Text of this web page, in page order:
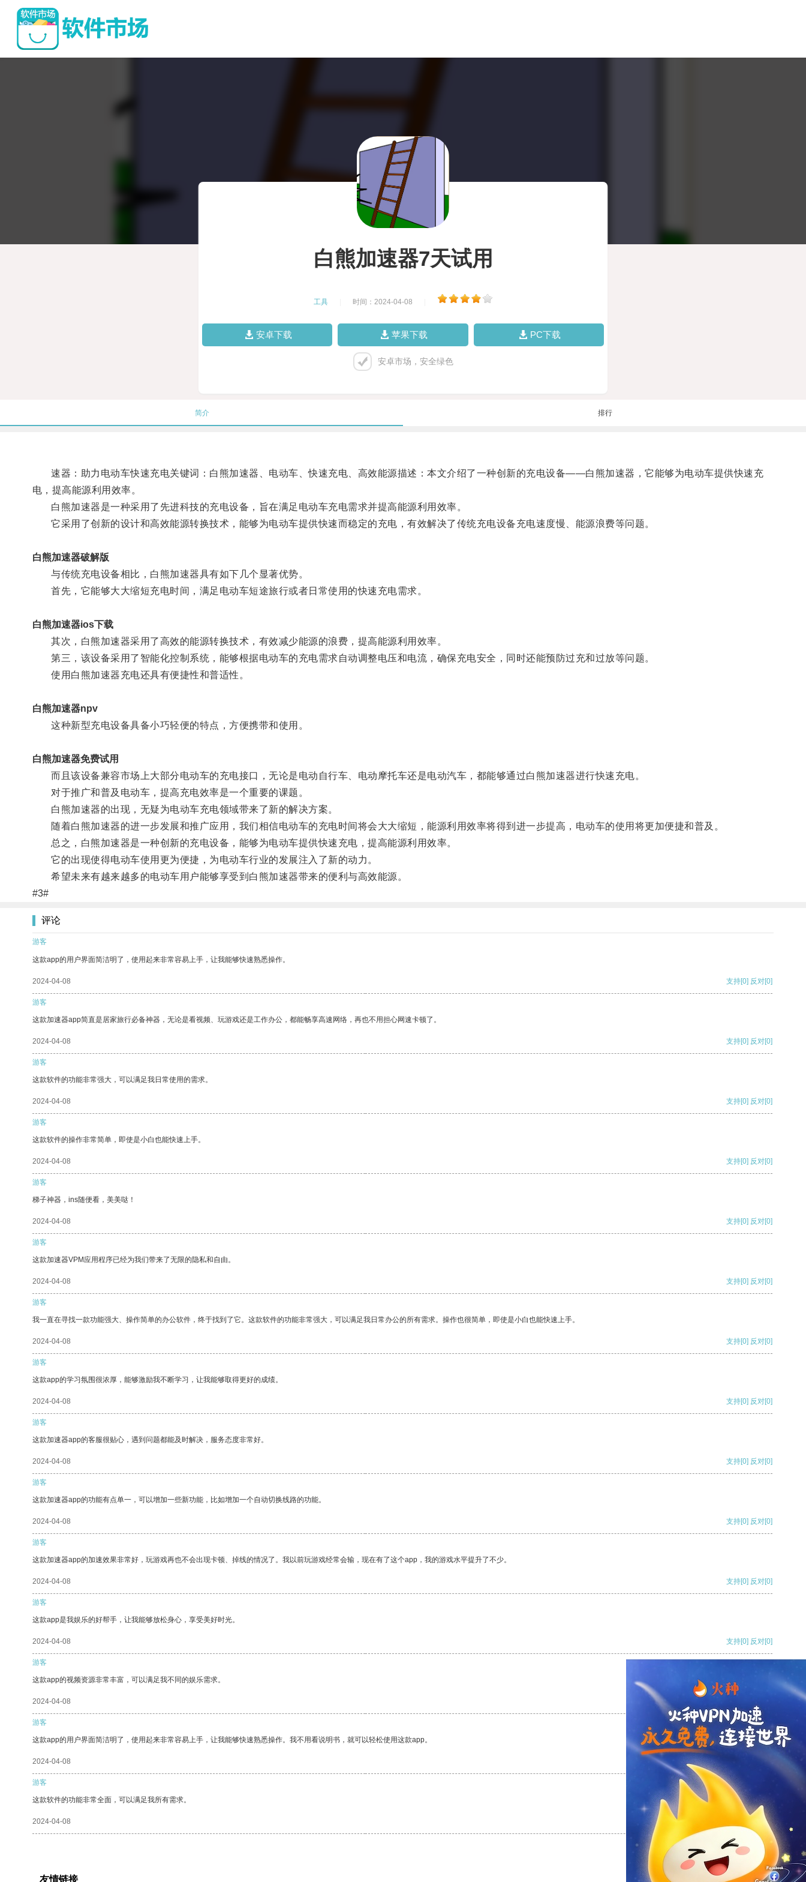
白熊加速器7天试用
工具 时间：2024-04-08
安卓下载 苹果下载 PC下载
安卓市场，安全绿色
简介 排行
速器：助力电动车快速充电关键词：白熊加速器、电动车、快速充电、高效能源描述：本文介绍了一种创新的充电设备——白熊加速器，它能够为电动车提供快速充
电，提高能源利用效率。
白熊加速器是一种采用了先进科技的充电设备，旨在满足电动车充电需求并提高能源利用效率。
它采用了创新的设计和高效能源转换技术，能够为电动车提供快速而稳定的充电，有效解决了传统充电设备充电速度慢、能源浪费等问题。
白熊加速器破解版
与传统充电设备相比，白熊加速器具有如下几个显著优势。
首先，它能够大大缩短充电时间，满足电动车短途旅行或者日常使用的快速充电需求。
白熊加速器ios下载
其次，白熊加速器采用了高效的能源转换技术，有效减少能源的浪费，提高能源利用效率。
第三，该设备采用了智能化控制系统，能够根据电动车的充电需求自动调整电压和电流，确保充电安全，同时还能预防过充和过放等问题。
使用白熊加速器充电还具有便捷性和普适性。
白熊加速器npv
这种新型充电设备具备小巧轻便的特点，方便携带和使用。
白熊加速器免费试用
而且该设备兼容市场上大部分电动车的充电接口，无论是电动自行车、电动摩托车还是电动汽车，都能够通过白熊加速器进行快速充电。
对于推广和普及电动车，提高充电效率是一个重要的课题。
白熊加速器的出现，无疑为电动车充电领域带来了新的解决方案。
随着白熊加速器的进一步发展和推广应用，我们相信电动车的充电时间将会大大缩短，能源利用效率将得到进一步提高，电动车的使用将更加便捷和普及。
总之，白熊加速器是一种创新的充电设备，能够为电动车提供快速充电，提高能源利用效率。
它的出现使得电动车使用更为便捷，为电动车行业的发展注入了新的动力。
希望未来有越来越多的电动车用户能够享受到白熊加速器带来的便利与高效能源。
#3#
评论
游客
这款app的用户界面简洁明了，使用起来非常容易上手，让我能够快速熟悉操作。
2024-04-08 支持[0] 反对[0]
游客
这款加速器app简直是居家旅行必备神器，无论是看视频、玩游戏还是工作办公，都能畅享高速网络，再也不用担心网速卡顿了。
2024-04-08 支持[0] 反对[0]
游客
这款软件的功能非常强大，可以满足我日常使用的需求。
2024-04-08 支持[0] 反对[0]
游客
这款软件的操作非常简单，即使是小白也能快速上手。
2024-04-08 支持[0] 反对[0]
游客
梯子神器，ins随便看，美美哒！
2024-04-08 支持[0] 反对[0]
游客
这款加速器VPM应用程序已经为我们带来了无限的隐私和自由。
2024-04-08 支持[0] 反对[0]
游客
我一直在寻找一款功能强大、操作简单的办公软件，终于找到了它。这款软件的功能非常强大，可以满足我日常办公的所有需求。操作也很简单，即使是小白也能快速上手。
2024-04-08 支持[0] 反对[0]
游客
这款app的学习氛围很浓厚，能够激励我不断学习，让我能够取得更好的成绩。
2024-04-08 支持[0] 反对[0]
游客
这款加速器app的客服很贴心，遇到问题都能及时解决，服务态度非常好。
2024-04-08 支持[0] 反对[0]
游客
这款加速器app的功能有点单一，可以增加一些新功能，比如增加一个自动切换线路的功能。
2024-04-08 支持[0] 反对[0]
游客
这款加速器app的加速效果非常好，玩游戏再也不会出现卡顿、掉线的情况了。我以前玩游戏经常会输，现在有了这个app，我的游戏水平提升了不少。
2024-04-08 支持[0] 反对[0]
游客
这款app是我娱乐的好帮手，让我能够放松身心，享受美好时光。
2024-04-08 支持[0] 反对[0]
游客
这款app的视频资源非常丰富，可以满足我不同的娱乐需求。
2024-04-08
游客
这款app的用户界面简洁明了，使用起来非常容易上手，让我能够快速熟悉操作。我不用看说明书，就可以轻松使用这款app。
2024-04-08 反对
游客
这款软件的功能非常全面，可以满足我所有需求。
2024-04-08 反对[0]
友情链接